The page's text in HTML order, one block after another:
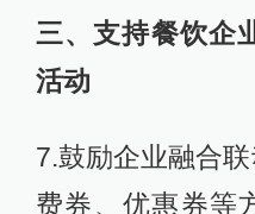
三、支持餐饮企
活动
7.鼓励企业融合
费券、优惠券等